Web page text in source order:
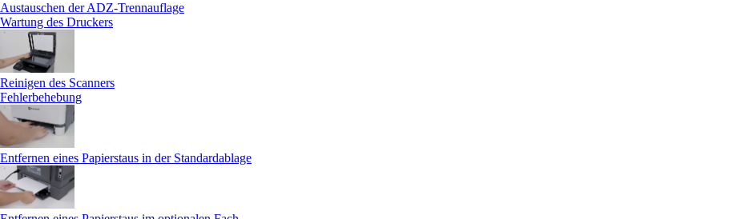
Austauschen der ADZ-Trennauflage
Wartung des Druckers
Reinigen des Scanners
Fehlerbehebung
Entfernen eines Papierstaus in der Standardablage